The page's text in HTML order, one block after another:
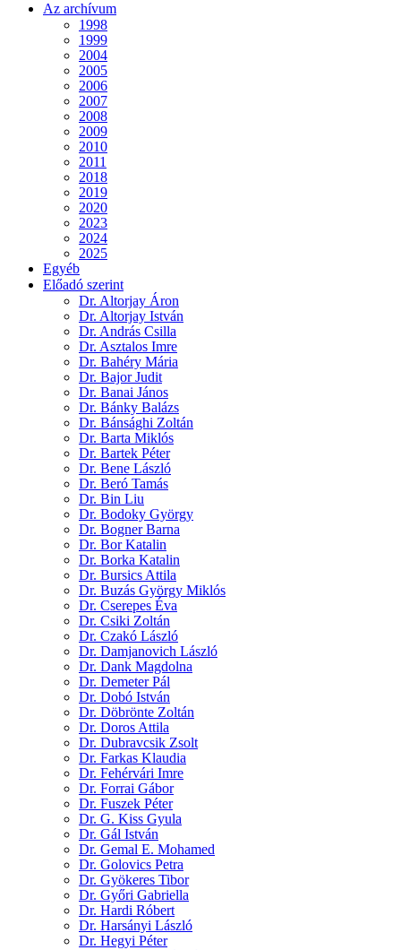
Az archívum
1998
1999
2004
2005
2006
2007
2008
2009
2010
2011
2018
2019
2020
2023
2024
2025
Egyéb
Előadó szerint
Dr. Altorjay Áron
Dr. Altorjay István
Dr. András Csilla
Dr. Asztalos Imre
Dr. Bahéry Mária
Dr. Bajor Judit
Dr. Banai János
Dr. Bánky Balázs
Dr. Bánsághi Zoltán
Dr. Barta Miklós
Dr. Bartek Péter
Dr. Bene László
Dr. Beró Tamás
Dr. Bin Liu
Dr. Bodoky György
Dr. Bogner Barna
Dr. Bor Katalin
Dr. Borka Katalin
Dr. Bursics Attila
Dr. Buzás György Miklós
Dr. Cserepes Éva
Dr. Csiki Zoltán
Dr. Czakó László
Dr. Damjanovich László
Dr. Dank Magdolna
Dr. Demeter Pál
Dr. Dobó István
Dr. Döbrönte Zoltán
Dr. Doros Attila
Dr. Dubravcsik Zsolt
Dr. Farkas Klaudia
Dr. Fehérvári Imre
Dr. Forrai Gábor
Dr. Fuszek Péter
Dr. G. Kiss Gyula
Dr. Gál István
Dr. Gemal E. Mohamed
Dr. Golovics Petra
Dr. Gyökeres Tibor
Dr. Győri Gabriella
Dr. Hardi Róbert
Dr. Harsányi László
Dr. Hegyi Péter